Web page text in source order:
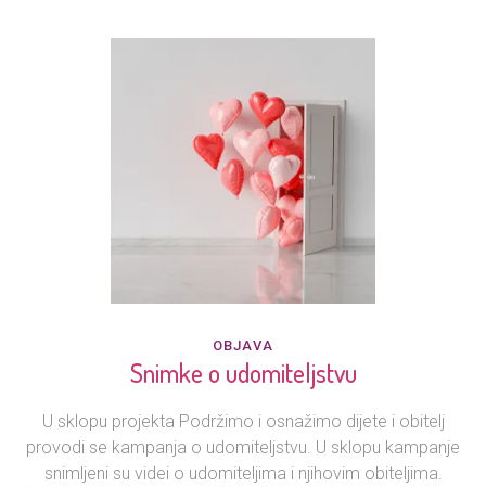
OBJAVA
Snimke o udomiteljstvu
U sklopu projekta Podržimo i osnažimo dijete i obitelj
provodi se kampanja o udomiteljstvu. U sklopu kampanje
snimljeni su videi o udomiteljima i njihovim obiteljima.